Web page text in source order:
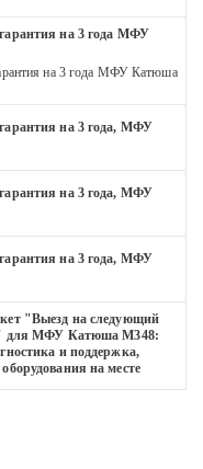
на 3 года МФУ
на 3 года МФУ Катюша
на 3 года, МФУ
на 3 года, МФУ
на 3 года, МФУ
"Выезд на следующий
для МФУ Катюша М348:
и поддержка,
на месте